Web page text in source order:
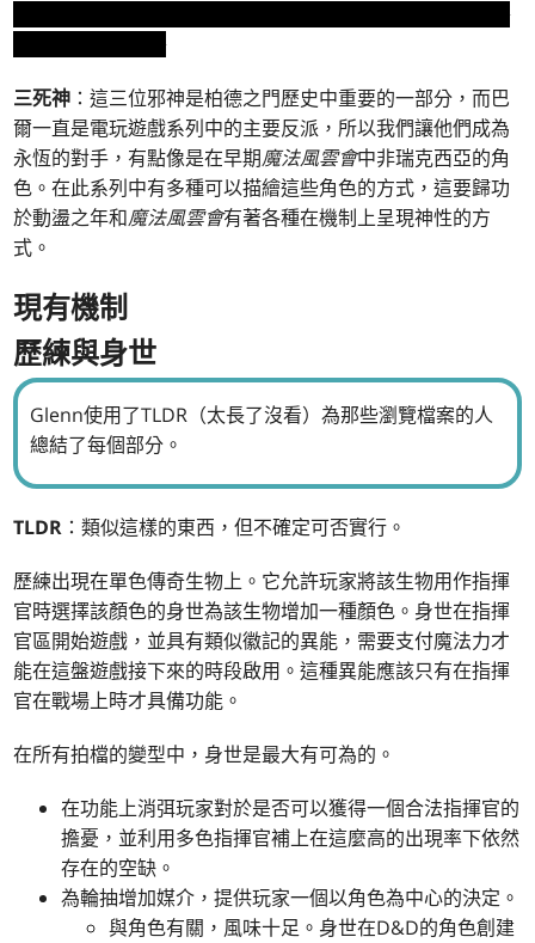
這裡有文字，但你還不能看到。你尚未準備好。或許有朝一
日，但並非今天。
三死神 ：這三位邪神是柏德之門歷史中重要的一部分，而巴
爾一直是電玩遊戲系列中的主要反派，所以我們讓他們成為
永恆的對手，有點像是在早期魔法風雲會中非瑞克西亞的角
色。在此系列中有多種可以描繪這些角色的方式，這要歸功
於動盪之年和魔法風雲會有著各種在機制上呈現神性的方
式。
現有機制
歷練與身世
Glenn使用了TLDR（太長了沒看）為那些瀏覽檔案的人
總結了每個部分。
TLDR ：類似這樣的東西，但不確定可否實行。
歷練出現在單色傳奇生物上。它允許玩家將該生物用作指揮
官時選擇該顏色的身世為該生物增加一種顏色。身世在指揮
官區開始遊戲，並具有類似徽記的異能，需要支付魔法力才
能在這盤遊戲接下來的時段啟用。這種異能應該只有在指揮
官在戰場上時才具備功能。
在所有拍檔的變型中，身世是最大有可為的。
在功能上消弭玩家對於是否可以獲得一個合法指揮官的
擔憂，並利用多色指揮官補上在這麼高的出現率下依然
存在的空缺。
為輪抽增加媒介，提供玩家一個以角色為中心的決定。
與角色有關，風味十足。身世在D&D的角色創建